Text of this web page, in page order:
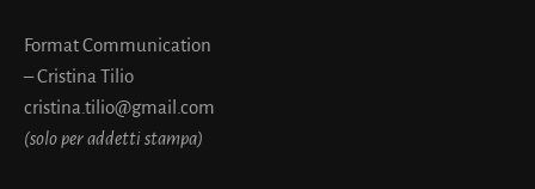
Format Communication
– Cristina Tilio
cristina.tilio@gmail.com
(solo per addetti stampa)